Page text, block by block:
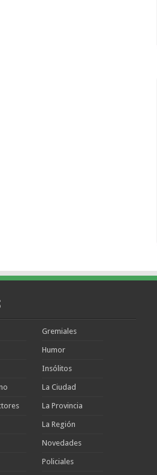
Gremiales
Humor
Insólitos
La Ciudad
La Provincia
La Región
Novedades
Policiales